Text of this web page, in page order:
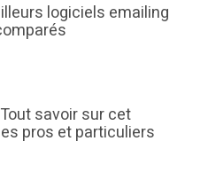
logiciels emailing
savoir sur cet
pros et particuliers